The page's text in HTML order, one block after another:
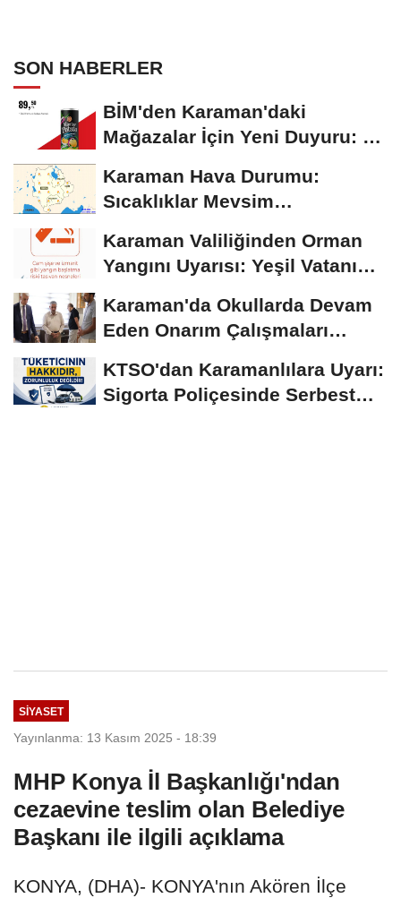
SON HABERLER
BİM'den Karaman'daki
Mağazalar İçin Yeni Duyuru: 11
Karaman Hava Durumu:
Sıcaklıklar Mevsim
Seyrediyor
Karaman Valiliğinden Orman
Yangını Uyarısı: Yeşil Vatanı
Karaman'da Okullarda Devam
Eden Onarım Çalışmaları
KTSO'dan Karamanlılara Uyarı:
Sigorta Poliçesinde Serbest
SIYASET
Yayınlanma: 13 Kasım 2025 - 18:39
MHP Konya İl Başkanlığı'ndan
cezaevine teslim olan Belediye
Başkanı ile ilgili açıklama
KONYA, (DHA)- KONYA'nın Akören İlçe